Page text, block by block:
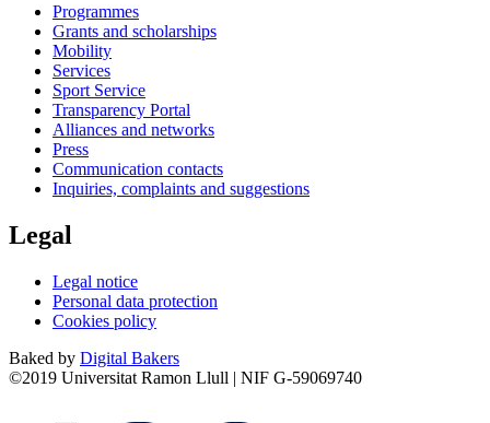
Programmes
Grants and scholarships
Mobility
Services
Sport Service
Transparency Portal
Alliances and networks
Press
Communication contacts
Inquiries, complaints and suggestions
Legal
Legal notice
Personal data protection
Cookies policy
Baked by Digital Bakers
©2019 Universitat Ramon Llull | NIF G-59069740